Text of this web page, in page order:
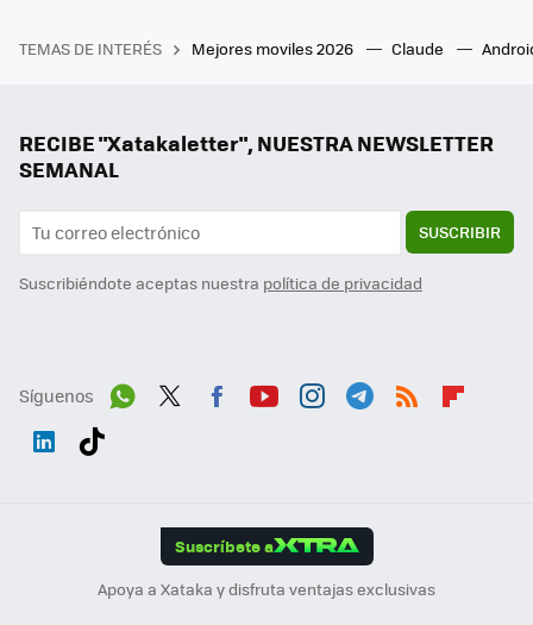
TEMAS DE INTERÉS Mejores moviles 2026 Claude
RECIBE "Xatakaletter", NUESTRA NEWSLETTER
SEMANAL
SUSCRIBIR
Suscribiéndote aceptas nuestra política de privacidad
Síguenos
Suscríbete a
Apoya a Xataka y disfruta ventajas exclusivas